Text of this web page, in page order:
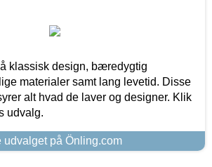
klassisk design, bæredygtig
materialer samt lang levetid. Disse
alt hvad de laver og designer. Klik
udvalg.
udvalget på Önling.com